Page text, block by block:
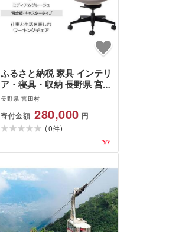
ふるさと納税 家具 インテリ
ア・寝具・収納 長野県 宮田
村 Mlb2_コクヨチェアー イ
ージュ)/背合板・肘無し・
カーペット用(Wキャ…
長野県 宮田村
寄付金額 280,000 円
(0件)